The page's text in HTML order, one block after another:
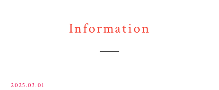
Information
2025.03.01